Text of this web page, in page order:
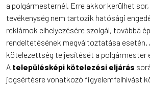
a polgármesternél. Erre akkor kerülhet
tevékenység nem tartozik hatósági
reklámok elhelyezésére szolgál, továbbá
rendeltetésének megváltoztatása esetén.
kötelezettség teljesítését a polgármester
A településképi kötelezési eljárás
jogsértésre vonatkozó figyelemfelhívást